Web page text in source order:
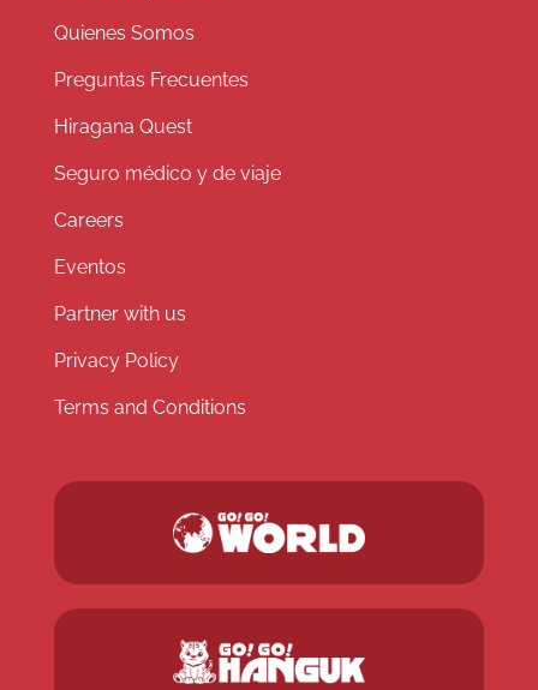
Quienes Somos
Preguntas Frecuentes
Hiragana Quest
Seguro médico y de viaje
Careers
Eventos
Partner with us
Privacy Policy
Terms and Conditions